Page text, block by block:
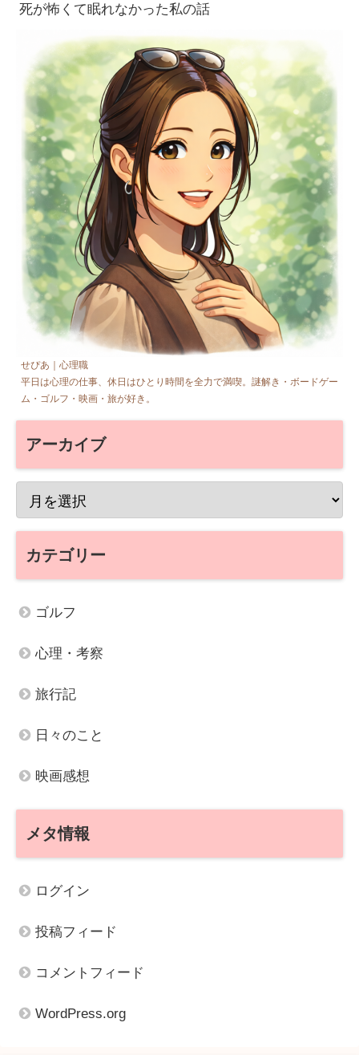
死が怖くて眠れなかった私の話
せぴあ｜心理職
平日は心理の仕事、休日はひとり時間を全力で満喫。謎解き・ボードゲー
ム・ゴルフ・映画・旅が好き。
アーカイブ
カテゴリー
ゴルフ
心理・考察
旅行記
日々のこと
映画感想
メタ情報
ログイン
投稿フィード
コメントフィード
WordPress.org